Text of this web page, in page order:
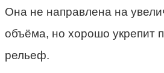
Она не направлена на
объёма, но хорошо укрепит
рельеф.